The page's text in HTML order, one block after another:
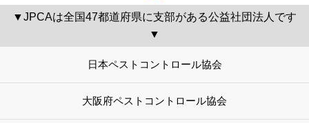
▼JPCAは全国47都道府県に支部がある公益社団法人です
▼
日本ペストコントロール協会
大阪府ペストコントロール協会